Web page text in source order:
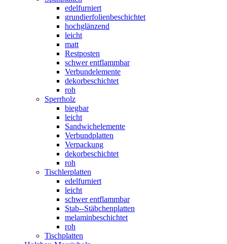
edelfurniert
grundierfolienbeschichtet
hochglänzend
leicht
matt
Restposten
schwer entflammbar
Verbundelemente
dekorbeschichtet
roh
Sperrholz
biegbar
leicht
Sandwichelemente
Verbundplatten
Verpackung
dekorbeschichtet
roh
Tischlerplatten
edelfurniert
leicht
schwer entflammbar
Stab--Stäbchenplatten
melaminbeschichtet
roh
Tischplatten